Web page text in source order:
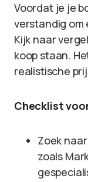
Voordat je je
verstandig om
Kijk naar
koop staan.
realistische
Checklist
Zoek
zoals